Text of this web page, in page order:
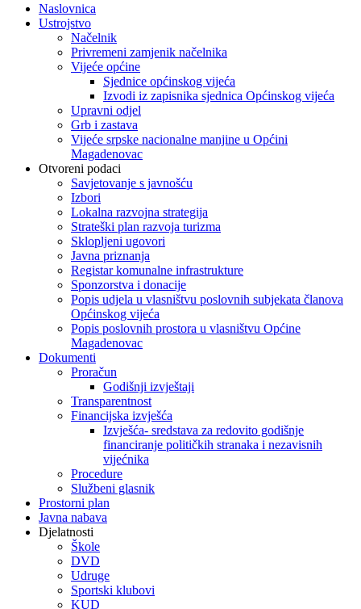
Naslovnica
Ustrojstvo
Načelnik
Privremeni zamjenik načelnika
Vijeće općine
Sjednice općinskog vijeća
Izvodi iz zapisnika sjednica Općinskog vijeća
Upravni odjel
Grb i zastava
Vijeće srpske nacionalne manjine u Općini
Magadenovac
Otvoreni podaci
Savjetovanje s javnošću
Izbori
Lokalna razvojna strategija
Strateški plan razvoja turizma
Sklopljeni ugovori
Javna priznanja
Registar komunalne infrastrukture
Sponzorstva i donacije
Popis udjela u vlasništvu poslovnih subjekata članova
Općinskog vijeća
Popis poslovnih prostora u vlasništvu Općine
Magadenovac
Dokumenti
Proračun
Godišnji izvještaji
Transparentnost
Financijska izvješća
Izvješća- sredstava za redovito godišnje
financiranje političkih stranaka i nezavisnih
vijećnika
Procedure
Službeni glasnik
Prostorni plan
Javna nabava
Djelatnosti
Škole
DVD
Udruge
Sportski klubovi
KUD